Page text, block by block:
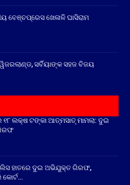
ବେଞ୍ଚପ୍ରେସ ଖେଳାଳି ଘାସିରାମ
ସର୍ବିୟାଙ୍କ ସହଜ ବିଜୟ
୧୮ ଲକ୍ଷ ଟଙ୍କା ଆତ୍ମସାତ୍ ମାମଲା: ଦୁଇ
ହାତରେ ଦୁଇ ଅଭିଯୁକ୍ତ ଗିରଫ,
କୋର୍ଟ…